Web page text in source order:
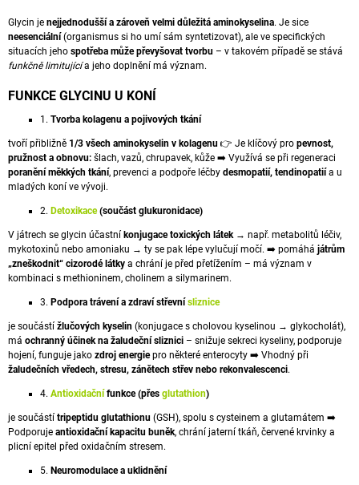
Glycin je nejjednodušší a zároveň velmi důležitá aminokyselina. Je sice
neesenciální (organismus si ho umí sám syntetizovat), ale ve specifických
situacích jeho spotřeba může převyšovat tvorbu – v takovém případě se stává
funkčně limitujícía jeho doplnění má význam.
FUNKCE GLYCINU U KONÍ
1. Tvorba kolagenu a pojivových tkání
tvoří přibližně 1/3 všech aminokyselin v kolagenu 👉 Je klíčový pro pevnost,
pružnost a obnovu: šlach, vazů, chrupavek, kůže ➡️ Využívá se při regeneraci
poranění měkkých tkání, prevenci a podpoře léčby desmopatií, tendinopatií a u
mladých koní ve vývoji.
2. Detoxikace(součást glukuronidace)
V játrech se glycin účastní konjugacetoxických látek→ např. metabolitů léčiv,
mykotoxinů nebo amoniaku → ty se pak lépe vylučují močí. ➡️ pomáhá játrům
„zneškodnit“ cizorodé látky a chrání je před přetížením – má význam v
kombinaci s methioninem, cholinem a silymarinem.
3. Podpora trávení a zdraví střevní sliznice
je součástí žlučových kyselin (konjugace s cholovou kyselinou → glykocholát),
má ochranný účinek na žaludeční sliznici – snižuje sekreci kyseliny, podporuje
hojení, funguje jako zdroj energiepro některé enterocyty ➡️ Vhodný při
žaludečních vředech, stresu, zánětech střev nebo rekonvalescenci.
4. Antioxidační funkce (přes glutathion)
je součástí tripeptidu glutathionu (GSH), spolu s cysteinem a glutamátem ➡️
Podporuje antioxidační kapacitu buněk, chrání jaterní tkáň, červené krvinky a
plicní epitel před oxidačním stresem.
5. Neuromodulace a uklidnění
A
J
Í
?
HLEDAT
D
O
P
U
Č
U
J
E
DROMY
MINVIN